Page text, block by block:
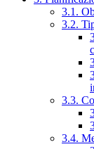
3.1.
3.2.
3.3.
3.4.